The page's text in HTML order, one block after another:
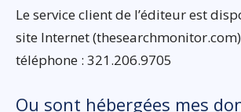
Le service client de l’éditeur est
site Internet
téléphone : 321.206.9705
Ou sont hébergées mes